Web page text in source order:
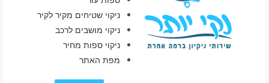
ניקוי שטיחים מקיר לקיר
ניקוי מושבים לרכב
ניקוי ספות מחיר
מפת האתר